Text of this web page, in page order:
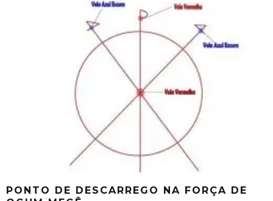
PONTO DE DESCARREGO NA FORÇA DE